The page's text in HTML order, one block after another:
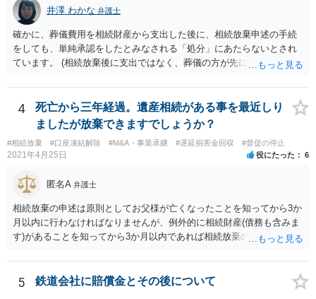
井澤 わかな 弁護士
確かに、葬儀費用を相続財産から支出した後に、相続放棄申述の手続
をしても、単純承認をしたとみなされる「処分」にあたらないとされ
ています。 (相続放棄後に支出ではなく、葬儀の方が先に来るのが通常
述の手続ということだと思いますが) ただ、葬儀費用ならいくらでもよ
いということではなく、身分相応の、社会的儀式として当然認められ
る程度の金額に留まると考えた方がよいです。 もし、相続人の皆さん
に葬儀費用を支出する経済力がなく、質素な葬儀を行った費用であれ
ば相続財産から支出しても単純承認と認められない可能性が高いの
で、相続放棄申述が受理される可能性も高いと思います。
4
死亡から三年経過。遺産相続がある事を最近しり
ましたが放棄できますでしょうか？
#相続放棄 #口座凍結解除 #M&A・事業承継 #遅延損害金回収 #督促の停止
2021年4月25日 役にたった 6
匿名A 弁護士
相続放棄の申述は原則としてお父様が亡くなったことを知ってから3か
月以内に行わなければなりませんが、例外的に相続財産(債務も含みま
す)があることを知ってから3か月以内であれば相続放棄の申述が認め
したら、早急に家裁に行って相続放棄の申述をしたい旨告げて必要な
書類を提出されることをおすすめいたします。 なお、お父様の債務が
他にもあるかもしれないというリスクを考えますと、相続放棄の申述
5 鉄道会社に賠償金とその後について